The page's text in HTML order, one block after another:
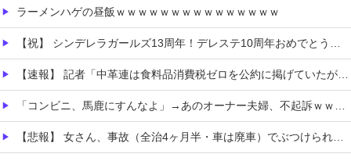
ラーメンハゲの昼飯ｗｗｗｗｗｗｗｗｗｗｗｗｗｗｗ
【祝】 シンデレラガールズ13周年！デレステ10周年おめでとう！ガチャ更新SSR八神マキノ・イベントSRイヴ、SR望月聖！
【速報】 記者「中革連は食料品消費税ゼロを公約に掲げていたが？」→階猛氏「そ、それは財源確保という条件付き」
「コンビニ、馬鹿にすんなよ」→あのオーナー夫婦、不起訴ｗｗｗｗｗｗｗｗｗ
【悲報】 女さん、事故（全治4ヶ月半・車は廃車）でぶつけられた相手と付き合ってしまうｗｗｗｗｗｗｗｗ